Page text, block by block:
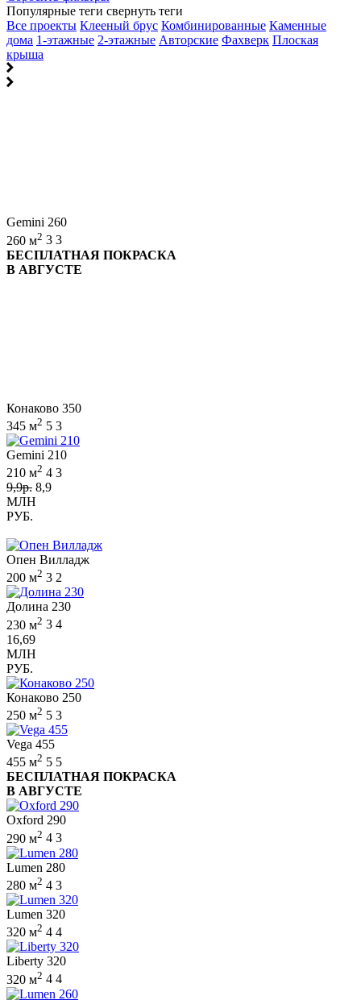
Популярные теги свернуть теги
Все проекты Клееный брус Комбинированные Каменные
дома 1-этажные 2-этажные Авторские Фахверк Плоская
крыша
Gemini 260
260 м2 3 3
БЕСПЛАТНАЯ ПОКРАСКА
В АВГУСТЕ
Конаково 350
345 м2 5 3
Gemini 210
210 м2 4 3
9,9р. 8,9
МЛН
РУБ.
Опен Вилладж
200 м2 3 2
Долина 230
230 м2 3 4
16,69
МЛН
РУБ.
Конаково 250
250 м2 5 3
Vega 455
455 м2 5 5
БЕСПЛАТНАЯ ПОКРАСКА
В АВГУСТЕ
Oxford 290
290 м2 4 3
Lumen 280
280 м2 4 3
Lumen 320
320 м2 4 4
Liberty 320
320 м2 4 4